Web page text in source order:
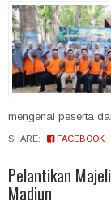
mengenai peserta
SHARE: FACEBOOK
Pelantikan
Madiun